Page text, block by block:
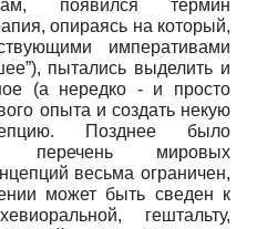
появился термин
опираясь на который,
императивами
пытались выделить и
(а нередко - и просто
опыта и создать некую
Позднее было
перечень мировых
весьма ограничен,
может быть сведен к
гештальту,